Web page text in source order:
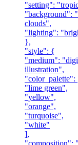
"setting":
"background":
clouds",
"lighting":
},
"style": {
"medium":
illustration",
"color_palette":
"lime green",
"yellow",
"orange",
"turquoise",
"white"
],
"composition":